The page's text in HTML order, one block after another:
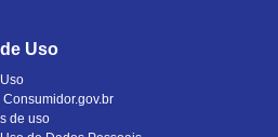
Uso
de uso